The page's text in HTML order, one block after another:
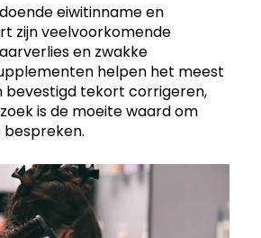
eiwitinname en
zijn veelvoorkomende
en zwakke
helpen het meest
bevestigd tekort corrigeren,
is de moeite waard om